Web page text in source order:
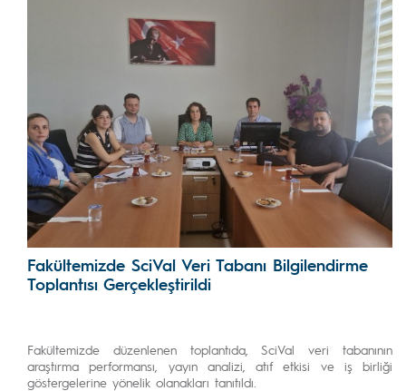
Fakültemizde SciVal Veri Tabanı Bilgilendirme
Toplantısı Gerçekleştirildi
Fakültemizde düzenlenen toplantıda, SciVal veri tabanının
araştırma performansı, yayın analizi, atıf etkisi ve iş birliği
göstergelerine yönelik olanakları tanıtıldı.